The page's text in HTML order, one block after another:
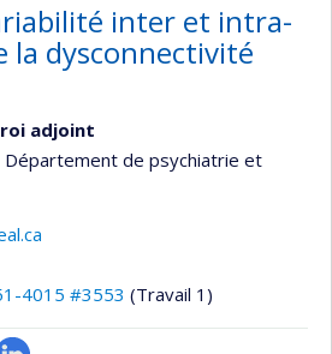
inter et intra-
la dysconnectivité
adjoint
Département de psychiatrie et
4015 #3553 (Travail 1)